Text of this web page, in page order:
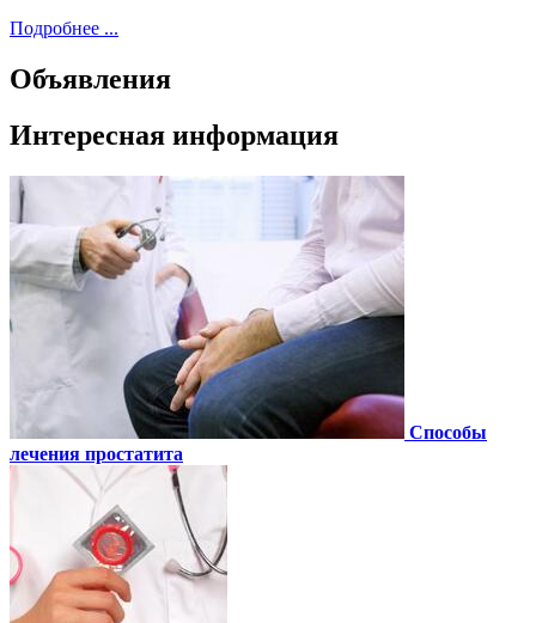
Подробнее ...
Объявления
Интересная информация
Способы
лечения простатита